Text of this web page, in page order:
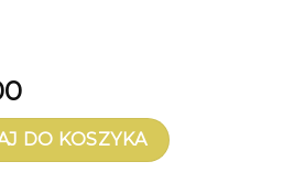
DO KOSZYKA